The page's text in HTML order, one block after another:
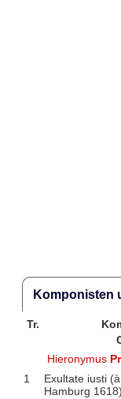
Komponisten
Tr.
Hieronymus
1
Exultate iusti
Hamburg 1618)